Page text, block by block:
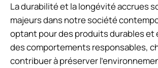
La durabilité et la longévité accrues
majeurs dans notre société
optant pour des produits durables et
des comportements responsables,
contribuer à préserver